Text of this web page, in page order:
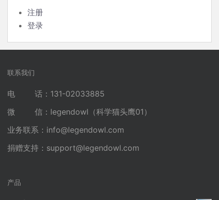
注册
登录
联系我们
电 话：131-02033885
微 信：legendowl（科学猫头鹰01）
业务联系： info@legendowl.com
捐赠支持： support@legendowl.com
产品